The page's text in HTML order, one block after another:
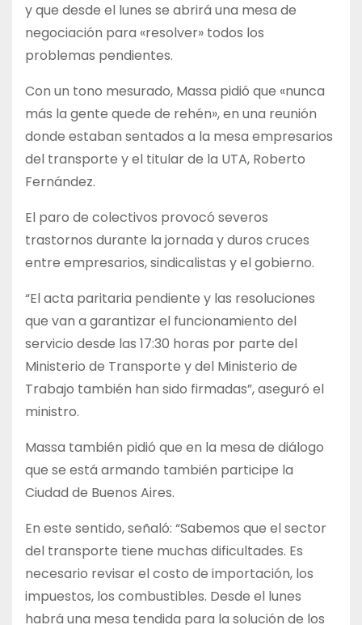
y que desde el lunes se abrirá una mesa de
negociación para «resolver» todos los
problemas pendientes.
Con un tono mesurado, Massa pidió que «nunca
más la gente quede de rehén», en una reunión
donde estaban sentados a la mesa empresarios
del transporte y el titular de la UTA, Roberto
Fernández.
El paro de colectivos provocó severos
trastornos durante la jornada y duros cruces
entre empresarios, sindicalistas y el gobierno.
“El acta paritaria pendiente y las resoluciones
que van a garantizar el funcionamiento del
servicio desde las 17:30 horas por parte del
Ministerio de Transporte y del Ministerio de
Trabajo también han sido firmadas”, aseguró el
ministro.
Massa también pidió que en la mesa de diálogo
que se está armando también participe la
Ciudad de Buenos Aires.
En este sentido, señaló: “Sabemos que el sector
del transporte tiene muchas dificultades. Es
necesario revisar el costo de importación, los
impuestos, los combustibles. Desde el lunes
habrá una mesa tendida para la solución de los